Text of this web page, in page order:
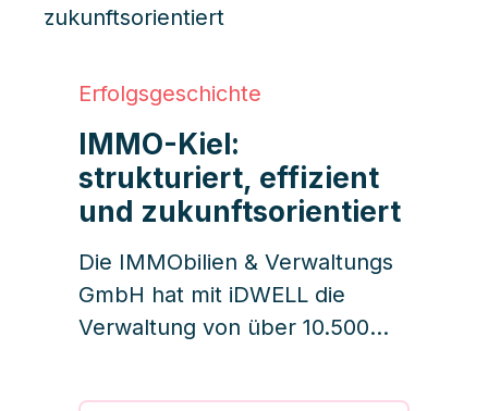
Erfolgsgeschichte
IMMO-Kiel:
strukturiert, effizient
und zukunftsorientiert
Die IMMObilien & Verwaltungs
GmbH hat mit iDWELL die
Verwaltung von über 10.500